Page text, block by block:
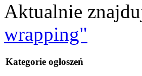
Aktualnie
wrapping"
Kategorie ogłoszeń